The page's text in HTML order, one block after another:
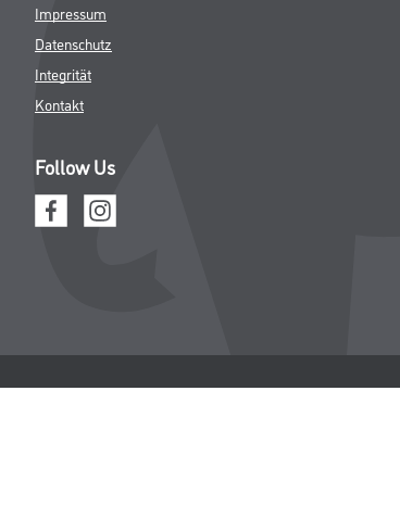
Impressum
Datenschutz
Integrität
Kontakt
Follow Us